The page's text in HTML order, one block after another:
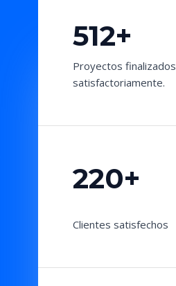
512+
Proyectos finalizados
satisfactoriamente.
220+
Clientes satisfechos